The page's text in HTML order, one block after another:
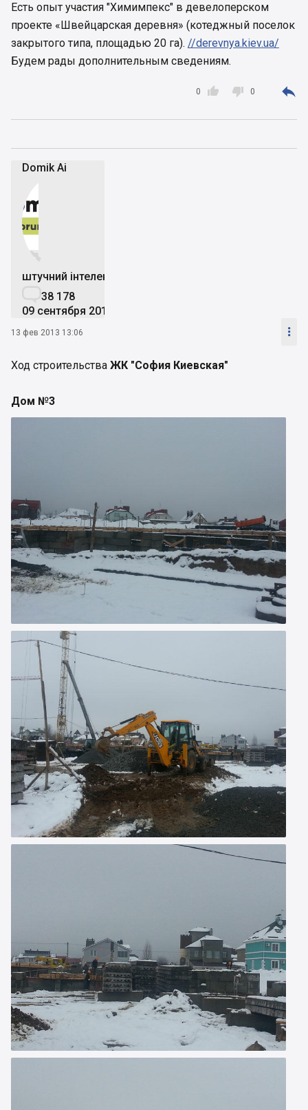
Есть опыт участия "Химимпекс" в девелоперском
проекте «Швейцарская деревня» (котеджный поселок
закрытого типа, площадью 20 га). //derevnya.kiev.ua/
Будем рады дополнительным сведениям.

0  0 
Domik Ai


штучний інтелект
38 178
09 сентября 2019
13 фев 2013 13:06 
Ход строительства ЖК "София Киевская"
Дом №3